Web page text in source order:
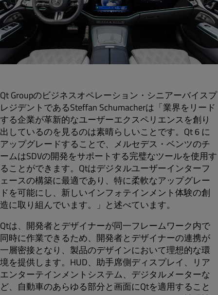
Qt Groupのビジネスオペレーション・シニアーバイスプ
レジデントであるSteffan Schumacherは「業界をリード
する企業が革新的なユーザーエクスペリエンスを創り
出しているのを見るのは素晴らしいことです。Qt 6 に
アップグレードすることで、メルセデス・ベンツのチ
ームはSDVの開発をサポートする完璧なツールを使用す
ることができます。 Qtはデジタルユーザーインターフ
ェースの構築に最適であり、特に柔軟なアップグレー
ドを可能にし、新しいインフォテインメント体験の創
造に取り組んでいます。」と述べています。
Qtは、開発者とデザイナーが同一フレームワーク内で
同時に作業できるため、開発者とデザイナーの連携が
一層密接となり、製品のデザインにおいて理想的な環
境を提供します。 HUD、 助手席側ディスプレイ、リア
エンターテインメントシステム、デジタルメーターな
ど、自動車のあらゆる部分と画面にQtを適用すること